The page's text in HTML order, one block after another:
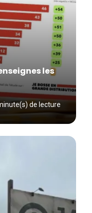
les
de lecture